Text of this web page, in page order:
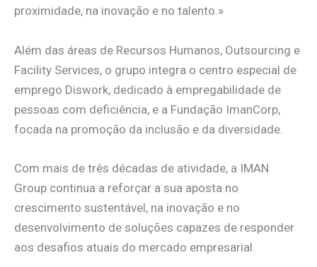
proximidade, na inovação e no talento.»
Além das áreas de Recursos Humanos, Outsourcing e
Facility Services, o grupo integra o centro especial de
emprego Diswork, dedicado à empregabilidade de
pessoas com deficiência, e a Fundação ImanCorp,
focada na promoção da inclusão e da diversidade.
Com mais de três décadas de atividade, a IMAN
Group continua a reforçar a sua aposta no
crescimento sustentável, na inovação e no
desenvolvimento de soluções capazes de responder
aos desafios atuais do mercado empresarial.